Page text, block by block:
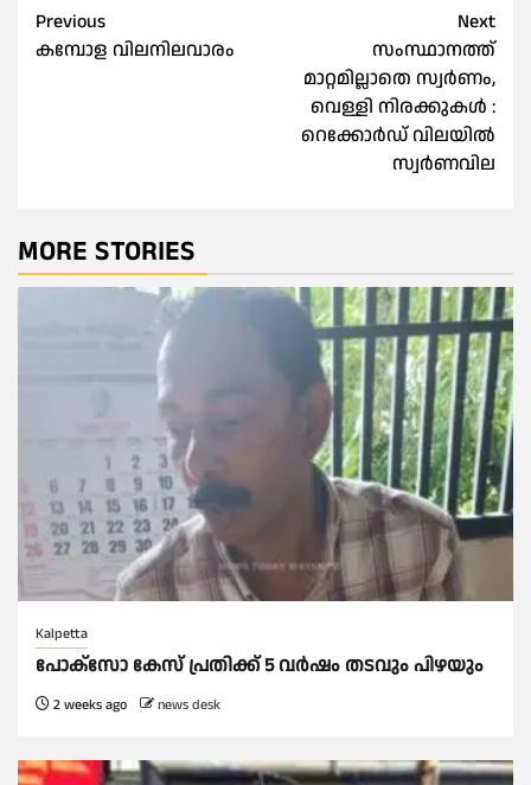
Post
navigation
Previous
കമ്പോള വിലനിലവാരം
Next
സംസ്ഥാനത്ത്
മാറ്റമില്ലാതെ സ്വർണം,
വെള്ളി നിരക്കുകൾ :
റെക്കോർഡ് വിലയിൽ
സ്വർണവില
MORE STORIES
Kalpetta
പോക്സോ കേസ് പ്രതിക്ക് 5 വർഷം തടവും പിഴയും
2 weeks ago news desk